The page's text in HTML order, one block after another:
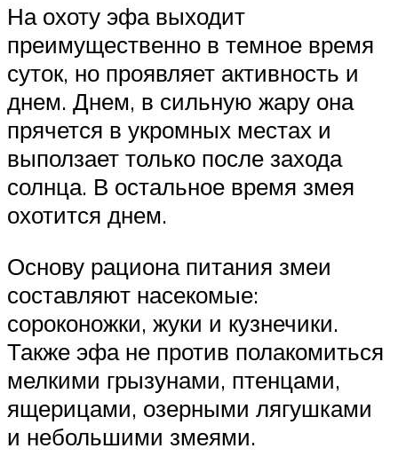
На охоту эфа выходит
преимущественно в темное время
суток, но проявляет активность и
днем. Днем, в сильную жару она
прячется в укромных местах и
выползает только после захода
солнца. В остальное время змея
охотится днем.
Основу рациона питания змеи
составляют насекомые:
сороконожки, жуки и кузнечики.
Также эфа не против полакомиться
мелкими грызунами, птенцами,
ящерицами, озерными лягушками
и небольшими змеями.